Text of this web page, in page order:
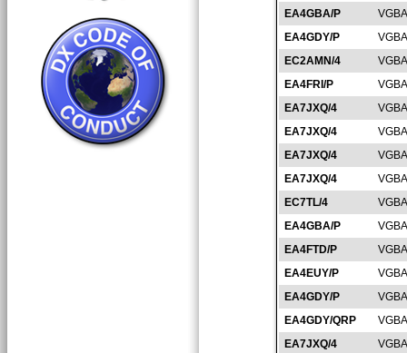
EA4GBA/P
EA4GDY/P
EC2AMN/4
EA4FRI/P
EA7JXQ/4
EA7JXQ/4
EA7JXQ/4
EA7JXQ/4
EC7TL/4
EA4GBA/P
EA4FTD/P
EA4EUY/P
EA4GDY/P
EA4GDY/QRP
EA7JXQ/4